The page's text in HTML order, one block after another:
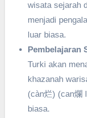
wisata sejarah
menjadi
luar biasa.
Pembelajaran
Turki akan
khazanah
(càn烂) (can爛
biasa.